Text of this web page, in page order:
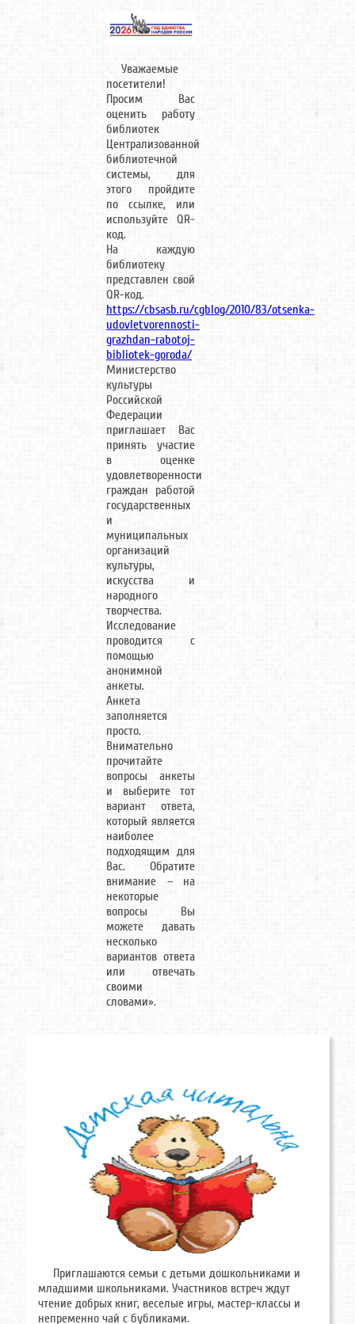
Уважаемые
посетители!
Просим Вас
оценить работу
библиотек
Централизованной
библиотечной
системы, для
этого пройдите
по ссылке, или
используйте QR-
код.
На каждую
библиотеку
представлен свой
QR-код.
https://cbsasb.ru/cgblog/2010/83/otsenka-
udovletvorennosti-
grazhdan-rabotoj-
bibliotek-goroda/
Министерство
культуры
Российской
Федерации
приглашает Вас
принять участие
в оценке
удовлетворенности
граждан работой
государственных
и
муниципальных
организаций
культуры,
искусства и
народного
творчества.
Исследование
проводится с
помощью
анонимной
анкеты.
Анкета
заполняется
просто.
Внимательно
прочитайте
вопросы анкеты
и выберите тот
вариант ответа,
который является
наиболее
подходящим для
Вас. Обратите
внимание – на
некоторые
вопросы Вы
можете давать
несколько
вариантов ответа
или отвечать
своими
словами».
Приглашаются семьи с детьми дошкольниками и
младшими школьниками. Участников встреч ждут
чтение добрых книг, веселые игры, мастер-классы и
непременно чай с бубликами.